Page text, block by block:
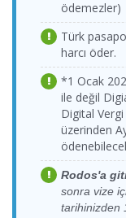
Limanı
D-Marin
Turgutreis
Limanı > Kos
Limanı
D-Marin
Turgutreis
Limanı > Kos
Limanı
D-Marin
Turgutreis
Limanı > Kos
Limanı
Kos Limanı > D-
Marin Turgutreis
Limanı
Kos Limanı > D-
Marin Turgutreis
Limanı
Kos Limanı > D-
Marin Turgutreis
Limanı
Kos Limanı > D-
Marin Turgutreis
Limanı
ödemezler)
Türk
harcı öder.
*1 Ocak
ile değil
Digital
üzerinden
Rodos'a
sonra vize
tarihinizden